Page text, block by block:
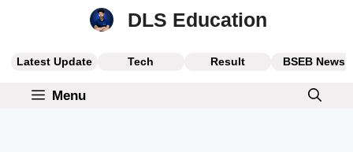
DLS Education
Latest Update Tech Result BSEB News
Menu